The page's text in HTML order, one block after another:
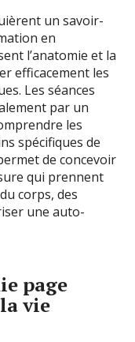
un savoir-
en
l’anatomie et la
efficacement les
Les séances
par un
les
spécifiques de
de concevoir
qui prennent
corps, des
une auto-
page
vie